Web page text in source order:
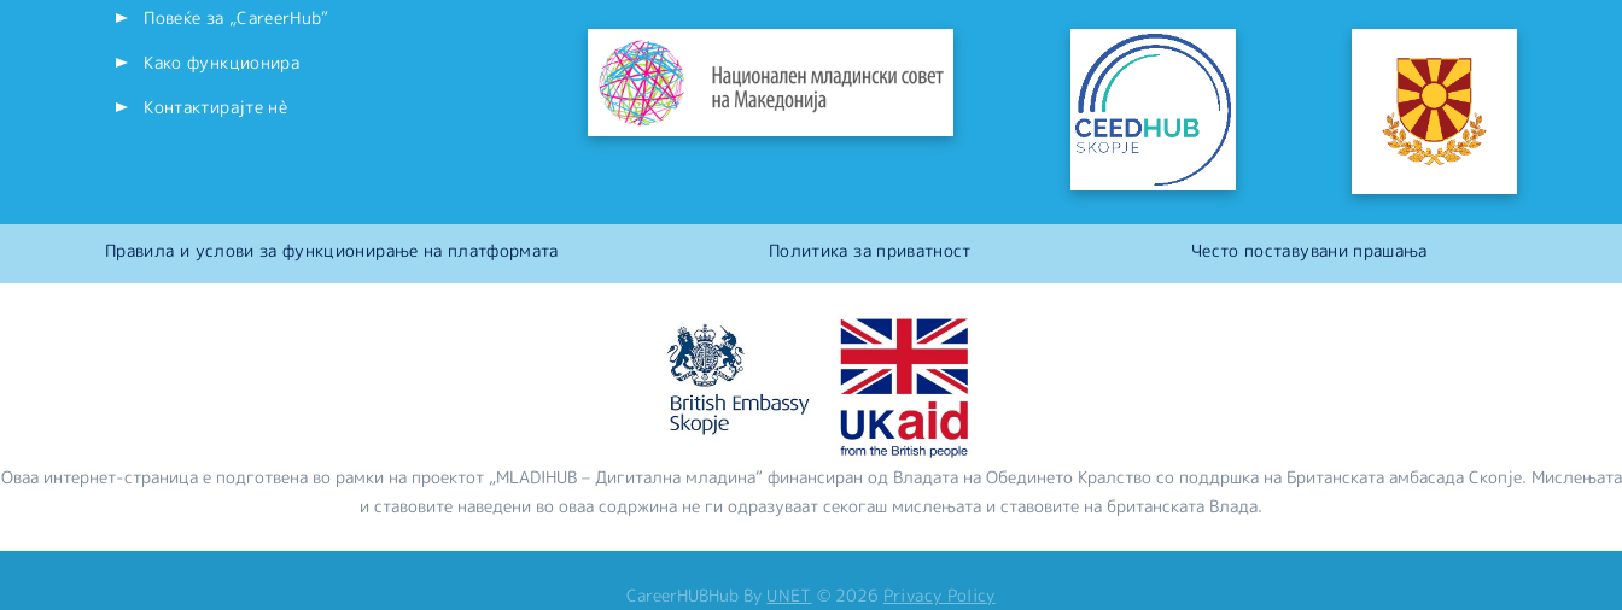
Повеќе за „CareerHub“
Како функционира
Контактирајте нѐ
Правила и услови за функционирање на платформата Политика за приватност Често поставувани прашања
Оваа интернет-страница е подготвена во рамки на проектот „MLADIHUB – Дигитална младина“ финансиран од Владата на Обединето Кралство со поддршка на Британската амбасада Скопје. Мислењата
и ставовите наведени во оваа содржина не ги одразуваат секогаш мислењата и ставовите на британската Влада.
CareerHUBHub By UNET © 2026 Privacy Policy